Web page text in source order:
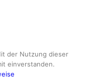
der Nutzung dieser
einverstanden.